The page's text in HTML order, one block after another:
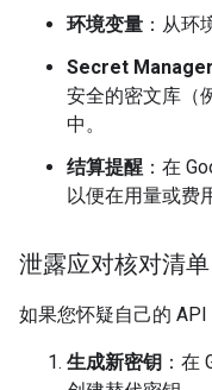
环境变量 ：从环
Secret Manager
安全的密文库（
中。
结算提醒 ：在
以便在用量或费
泄露应对核对清单
如果您怀疑自己的 API
生成新密钥 ：在